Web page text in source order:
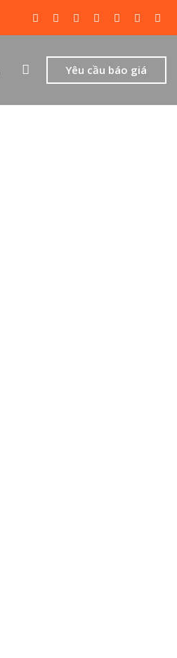
Yêu cầu báo giá